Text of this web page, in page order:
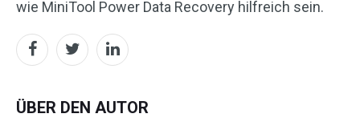
wie MiniTool Power Data Recovery hilfreich sein.
ÜBER DEN AUTOR